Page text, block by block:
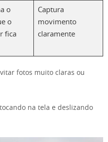
o
o
fica
Captura
movimento
claramente
fotos muito claras ou
na tela e deslizando